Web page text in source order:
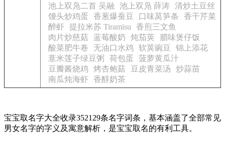
池上双凫二首 吴融
池上双凫 薛涛
清炒土豆丝
馒头炒鸡蛋
香葱爆蚕豆 口味莴笋条
香干芹菜
醉虾
提拉米苏 Tiramisu
香煎三文鱼
肉片炒慈菇
蓝莓酸奶 炖茄荚
腊味煲仔饭
酸菜肥牛卷
无油口水鸡 软荚豌豆
锦上添花
薏米莲子绿豆粥
荷包蛋
菠萝黄瓜汁
豆瓣酱烧鸡 烤杏鲍菇 豆皮青菜汤
炒蒜苗
南瓜炖海虾
香醇奶茶
宝宝取名字大全收录352129条名字词条，基本涵盖了全部常见
男女名字的字义及寓意解析，是宝宝取名的有利工具。